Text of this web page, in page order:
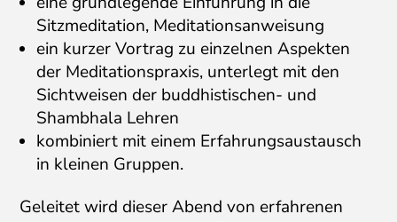
Sitzmeditation, Meditationsanweisung
ein kurzer Vortrag zu einzelnen Aspekten
der Meditationspraxis, unterlegt mit den
Sichtweisen der buddhistischen- und
Shambhala Lehren
kombiniert mit einem Erfahrungsaustausch
in kleinen Gruppen.
Geleitet wird dieser Abend von erfahrenen